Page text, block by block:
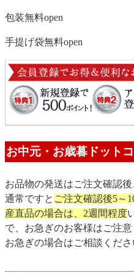
包装無料open
手提げ袋無料open
お中元・お歳暮ドット
お品物の発送はご注文確認後
通常ですと ご注文確認後5～
産直品の場合は、2週間程度
で、お急ぎのお客様はご注意
お急ぎの場合はご相談くださ